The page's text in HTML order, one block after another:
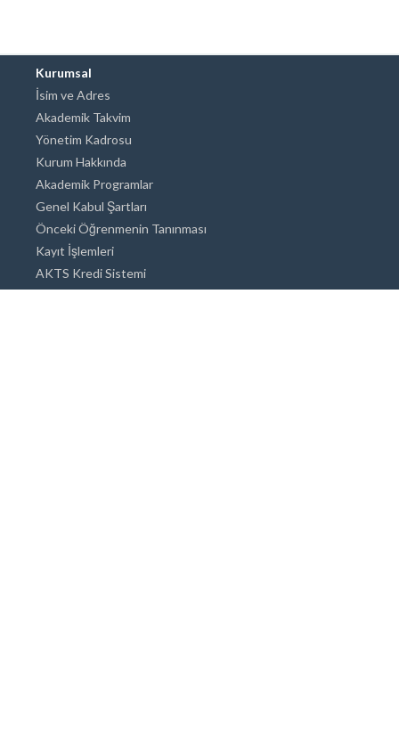
Kurumsal
İsim ve Adres
Akademik Takvim
Yönetim Kadrosu
Kurum Hakkında
Akademik Programlar
Genel Kabul Şartları
Önceki Öğrenmenin Tanınması
Kayıt İşlemleri
AKTS Kredi Sistemi